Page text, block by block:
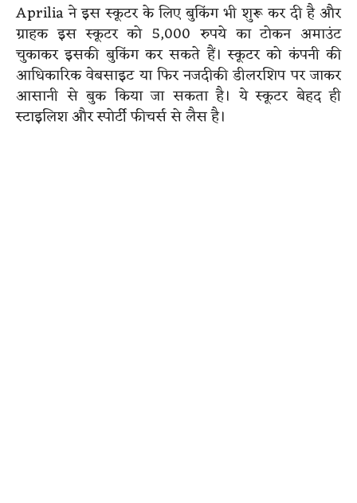
Aprilia ने इस स्कूटर के लिए बुकिंग भी शुरू कर दी है और
ग्राहक इस स्कूटर को 5,000 रुपये का टोकन अमाउंट
चुकाकर इसकी बुकिंग कर सकते हैं। स्कूटर को कंपनी की
आधिकारिक वेबसाइट या फिर नजदीकी डीलरशिप पर जाकर
आसानी से बुक किया जा सकता है। ये स्कूटर बेहद ही
स्टाइलिश और स्पोर्टी फीचर्स से लैस है।